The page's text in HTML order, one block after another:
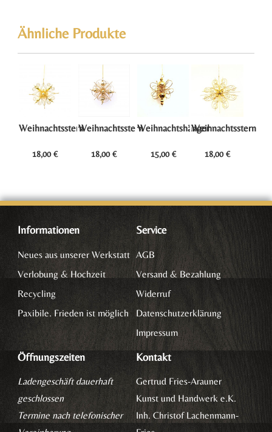
Ähnliche Produkte
Weihnachtsstern
18,00€
Weihnachtsstern
18,00€
Weihnachtshänger
15,00€
Weihnachtsstern
18,00€
Informationen
Neues aus unserer Werkstatt
Verlobung & Hochzeit
Recycling
Paxibile. Frieden ist möglich
Service
AGB
Versand & Bezahlung
Widerruf
Datenschutzerklärung
Impressum
Öffnungszeiten
Ladengeschäft dauerhaft
geschlossen
Termine nach telefonischer
Kontakt
Gertrud Fries-Arauner
Kunst und Handwerk e.K.
Inh. Christof Lachenmann-